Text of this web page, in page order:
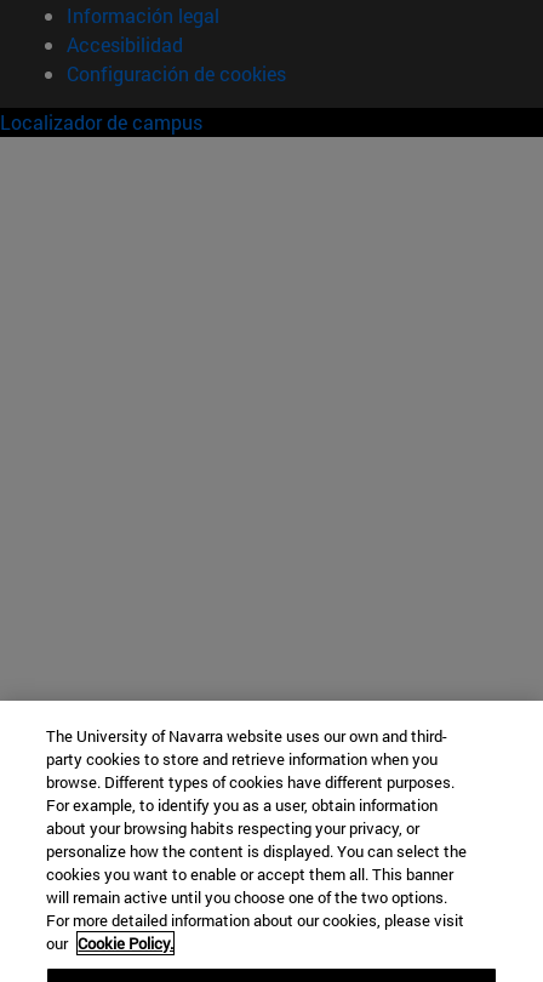
Información legal
Accesibilidad
Configuración de cookies
Localizador de campus
The University of Navarra website uses our own and third-
party cookies to store and retrieve information when you
browse. Different types of cookies have different purposes.
For example, to identify you as a user, obtain information
about your browsing habits respecting your privacy, or
personalize how the content is displayed. You can select the
cookies you want to enable or accept them all. This banner
will remain active until you choose one of the two options.
For more detailed information about our cookies, please visit
our Cookie Policy.